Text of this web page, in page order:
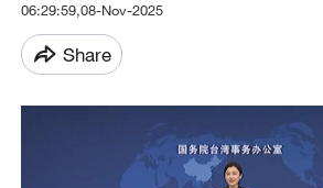
06:29:59,08-Nov-2025
Share